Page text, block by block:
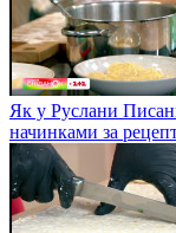
Як у Руслани
начинками за